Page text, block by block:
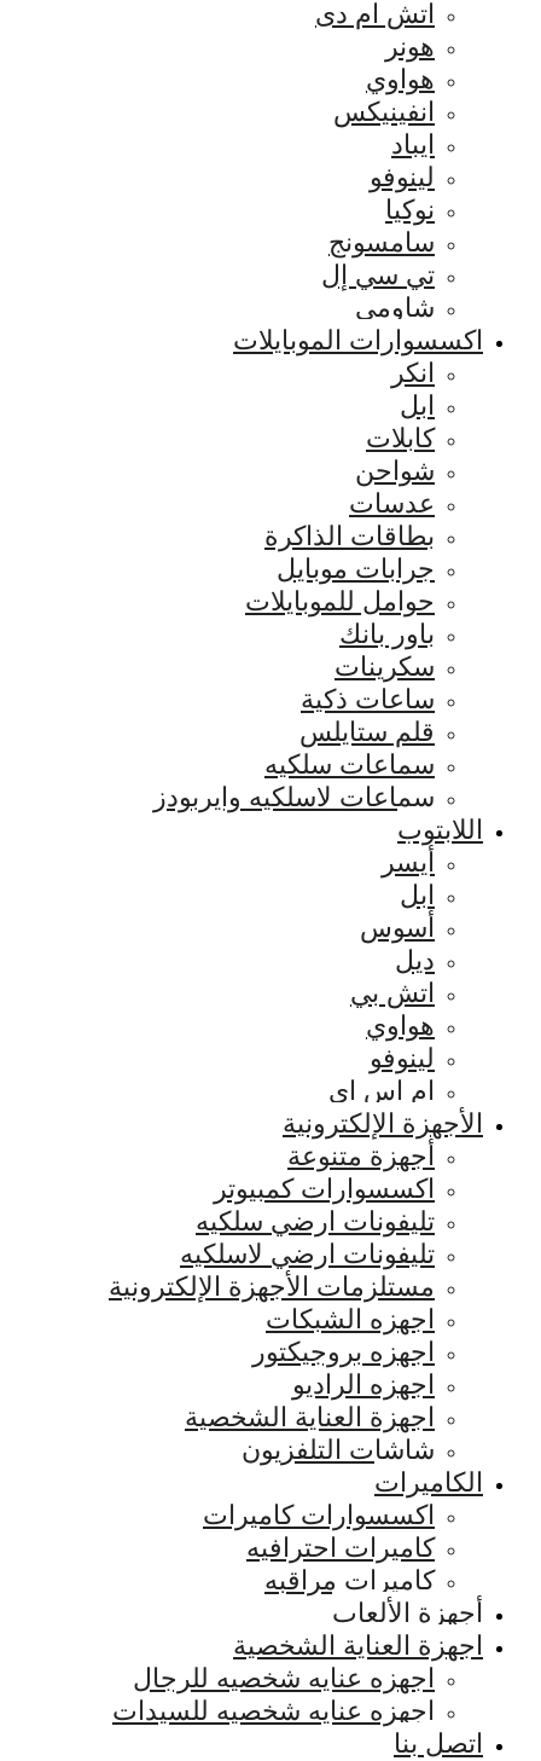
اتش ام دى
هونر
هواوي
انفينيكس
ايباد
لينوفو
نوكيا
سامسونج
تي سي إل
شاومي
اكسسوارات الموبايلات
انكر
ابل
كابلات
شواحن
عدسات
بطاقات الذاكرة
جرابات موبايل
حوامل للموبايلات
باور بانك
سكرينات
ساعات ذكية
قلم ستايلس
سماعات سلكيه
سماعات لاسلكيه وايربودز
اللابتوب
أيسر
ابل
أسوس
ديل
اتش بي
هواوي
لينوفو
ام اس اي
الأجهزة الإلكترونية
أجهزة متنوعة
اكسسوارات كمبيوتر
تليفونات ارضي سلكيه
تليفونات ارضي لاسلكيه
مستلزمات الأجهزة الإلكترونية
اجهزه الشبكات
اجهزه بروجيكتور
اجهزه الراديو
اجهزة العناية الشخصية
شاشات التلفزيون
الكاميرات
اكسسوارات كاميرات
كاميرات احترافيه
كاميرات مراقبه
أجهزة الألعاب
اجهزة العناية الشخصية
اجهزه عنايه شخصيه للرجال
اجهزه عنايه شخصيه للسيدات
اتصل بنا